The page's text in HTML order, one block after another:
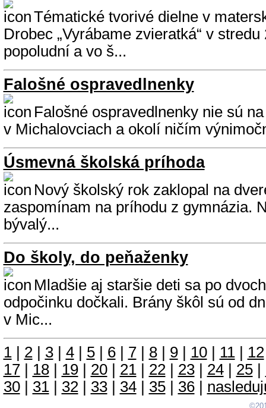
Tématické tvorivé dielne v
Drobec „Vyrábame zvieratká“ v stredu
popoludní a vo š...
Falošné ospravedlnenky
Falošné ospravedlnenky nie sú
v Michalovciach a okolí ničím
Úsmevná školská príhoda
Nový školský rok zaklopal na
zaspomínam na príhodu z gymnázia.
bývalý...
Do školy, do peňaženky
Mladšie aj staršie deti sa po
odpočinku dočkali. Brány škôl sú od
v Mic...
1| 2| 3| 4| 5| 6| 7| 8| 9| 10| 11| 12
17| 18| 19| 20| 21| 22| 23| 24| 25|
30| 31| 32| 33| 34| 35| 36|